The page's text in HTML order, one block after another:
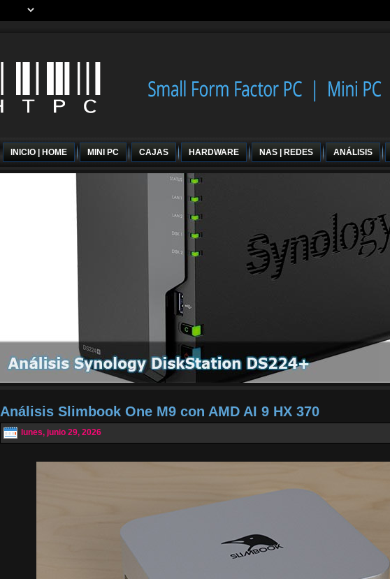
INICIO | HOME MINI PC CAJAS HARDWARE NAS | REDES ANÁLISIS
Análisis Slimbook One M9 con AMD AI 9 HX 370
lunes, junio 29, 2026